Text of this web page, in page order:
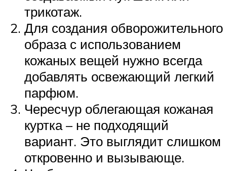
трикотаж.
Для создания обворожительного
образа с использованием
кожаных вещей нужно всегда
добавлять освежающий легкий
парфюм.
Чересчур облегающая кожаная
куртка – не подходящий
вариант. Это выглядит слишком
откровенно и вызывающе.